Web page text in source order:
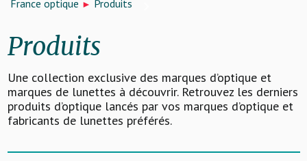
France optique Produits
Produits
Une collection exclusive des marques d’optique et
marques de lunettes à découvrir. Retrouvez les derniers
produits d’optique lancés par vos marques d’optique et
fabricants de lunettes préférés.